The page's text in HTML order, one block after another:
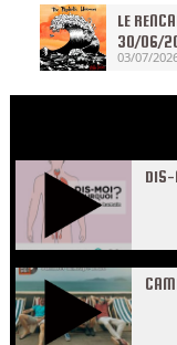
LE
30/06/
03/07/
DIS-